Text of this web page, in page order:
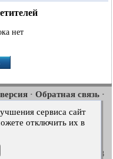
нет
· Обратная связь ·
2012-2018·
2001-2008
сервиса сайт
отключить их в